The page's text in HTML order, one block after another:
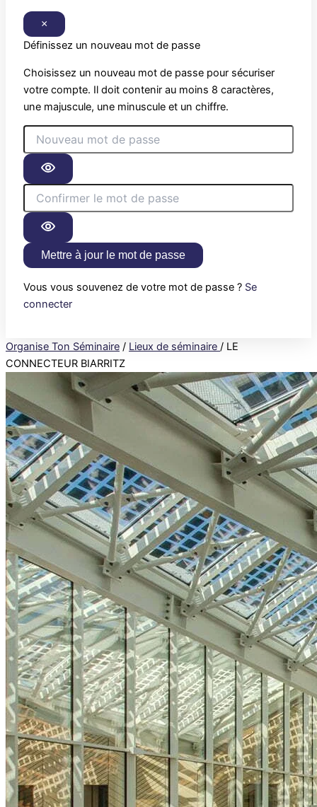
×
Définissez un nouveau mot de passe
Choisissez un nouveau mot de passe pour sécuriser
votre compte. Il doit contenir au moins 8 caractères,
une majuscule, une minuscule et un chiffre.
Mettre à jour le mot de passe
Vous vous souvenez de votre mot de passe ? Se
connecter
Organise Ton Séminaire / Lieux de séminaire / LE
CONNECTEUR BIARRITZ